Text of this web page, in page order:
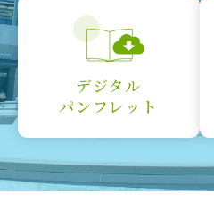
デジタル
パンフレット